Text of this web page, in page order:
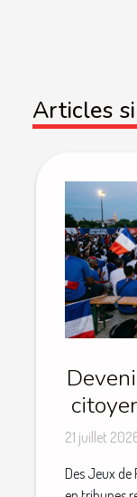
Articles
21 juillet
Des Jeux de